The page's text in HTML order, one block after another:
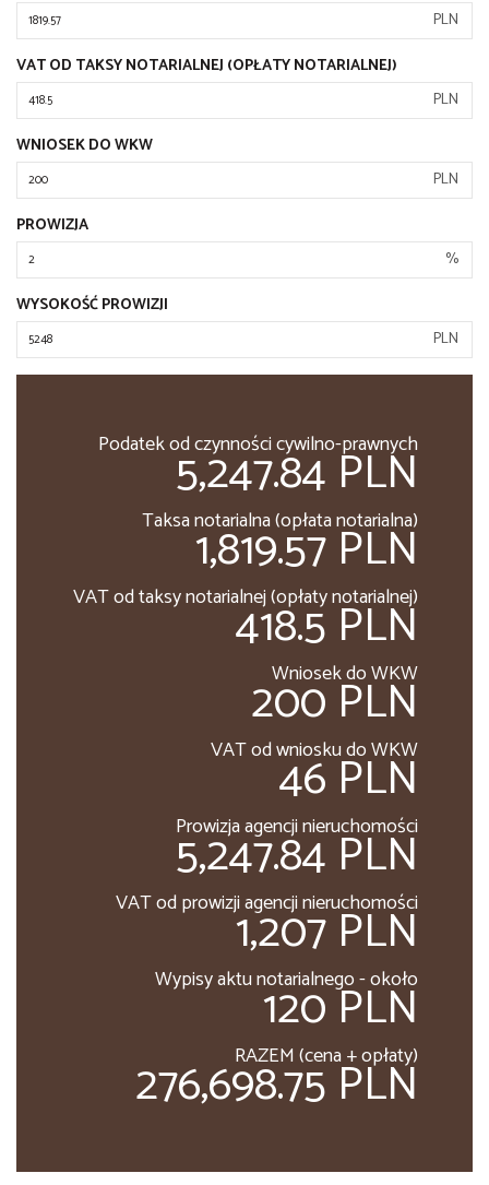
PLN
VAT OD TAKSY NOTARIALNEJ (OPŁATY NOTARIALNEJ)
PLN
WNIOSEK DO WKW
PLN
PROWIZJA
%
WYSOKOŚĆ PROWIZJI
PLN
Podatek od czynności cywilno-prawnych
5,247.84 PLN
Taksa notarialna (opłata notarialna)
1,819.57 PLN
VAT od taksy notarialnej (opłaty notarialnej)
418.5 PLN
Wniosek do WKW
200 PLN
VAT od wniosku do WKW
46 PLN
Prowizja agencji nieruchomości
5,247.84 PLN
VAT od prowizji agencji nieruchomości
1,207 PLN
Wypisy aktu notarialnego - około
120 PLN
RAZEM (cena + opłaty)
276,698.75 PLN